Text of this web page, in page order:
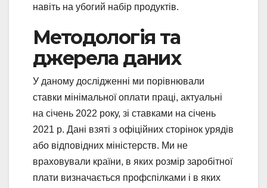
навіть на убогий набір продуктів.
Методологія та
джерела даних
У даному дослідженні ми порівнювали
ставки мінімальної оплати праці, актуальні
на січень 2022 року, зі ставками на січень
2021 р. Дані взяті з офіційних сторінок урядів
або відповідних міністерств. Ми не
враховували країни, в яких розмір заробітної
плати визначається профспілками і в яких